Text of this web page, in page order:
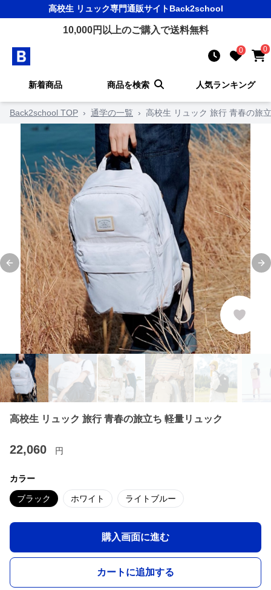
高校生 リュック専門通販サイトBack2school
10,000円以上のご購入で送料無料
0 0
新着商品 商品を検索 人気ランキング
Back2school TOP › 通学の一覧 › 高校生 リュック 旅行 青春の旅
Previous slide
高校生 リュック 旅行 青春の旅立ち 軽量リュック
22,060 円
カラー
ブラック ホワイト ライトブルー
購入画面に進む
カートに追加する